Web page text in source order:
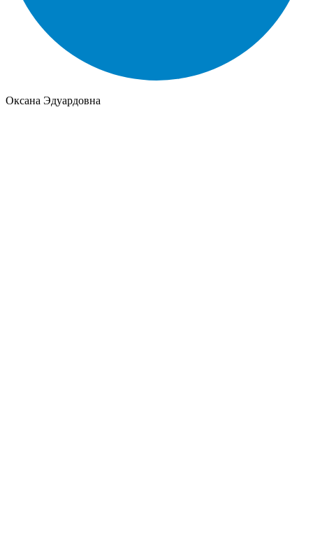
Оксана Эдуардовна